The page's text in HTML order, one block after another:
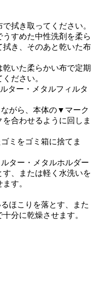
拭き取ってください。
うすめた中性洗剤を柔ら
き、そのあと乾いた布
乾いた柔らかい布で定期
ださい。
ター・メタルフィルタ
がら、本体の▼マーク
合わせるように回しま
ミをゴミ箱に捨てま
ター・メタルホルダー
、または軽く水洗いを
す。
ほこりを落とす、また
分に乾燥させます。